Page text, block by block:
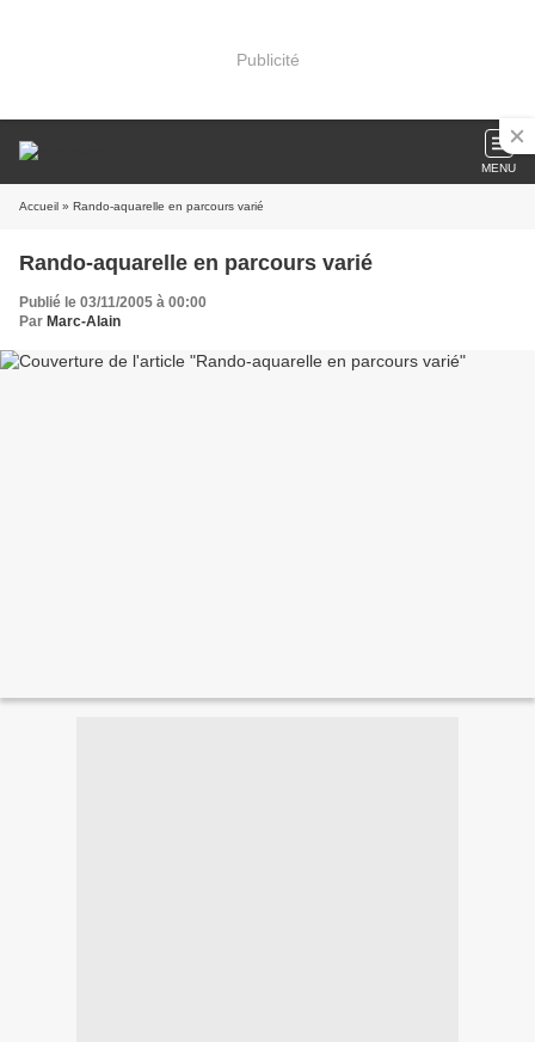
Publicité
MENU
Accueil » Rando-aquarelle en parcours varié
Rando-aquarelle en parcours varié
Publié le 03/11/2005 à 00:00
Par Marc-Alain